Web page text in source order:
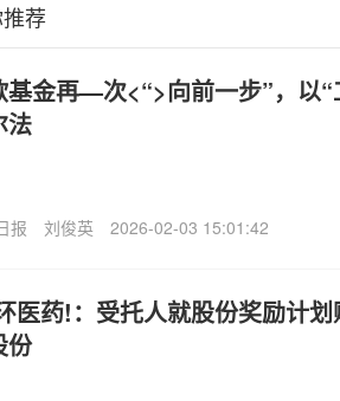
荐
基金再—次<“>向前一步”，以
法
报 刘俊英 2026-02-03 15:01:42
医药!：受托人就股份奖励计
份